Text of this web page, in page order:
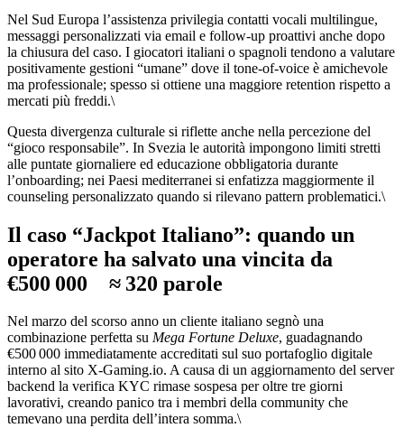
Nel Sud Europa l’assistenza privilegia contatti vocali multilingue,
messaggi personalizzati via email e follow‑up proattivi anche dopo
la chiusura del caso. I giocatori italiani o spagnoli tendono a valutare
positivamente gestioni “umane” dove il tone-of-voice è amichevole
ma professionale; spesso si ottiene una maggiore retention rispetto a
mercati più freddi.\
Questa divergenza culturale si riflette anche nella percezione del
“gioco responsabile”. In Svezia le autorità impongono limiti stretti
alle puntate giornaliere ed educazione obbligatoria durante
l’onboarding; nei Paesi mediterranei si enfatizza maggiormente il
counseling personalizzato quando si rilevano pattern problematici.\
Il caso “Jackpot Italiano”: quando un
operatore ha salvato una vincita da
€500 000 ≈ 320 parole
Nel marzo del scorso anno un cliente italiano segnò una
combinazione perfetta su Mega Fortune Deluxe, guadagnando
€500 000 immediatamente accreditati sul suo portafoglio digitale
interno al sito X‑Gaming.io. A causa di un aggiornamento del server
backend la verifica KYC rimase sospesa per oltre tre giorni
lavorativi, creando panico tra i membri della community che
temevano una perdita dell’intera somma.\